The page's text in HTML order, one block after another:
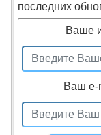
последних
Ваше
Ваш e-